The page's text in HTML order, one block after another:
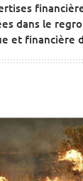
dans le
et financière